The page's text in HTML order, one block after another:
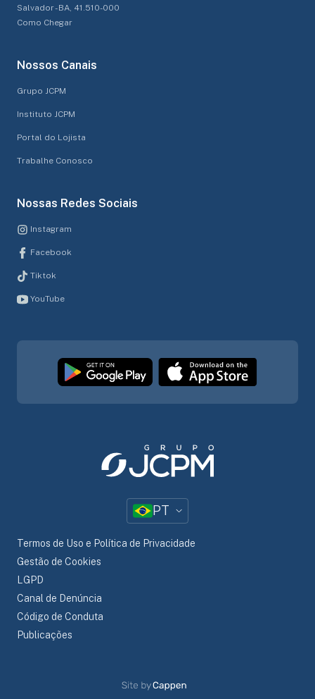
Salvador - BA, 41.510-000
Como Chegar
Nossos Canais
Grupo JCPM
Instituto JCPM
Portal do Lojista
Trabalhe Conosco
Nossas Redes Sociais
Instagram
Facebook
Tiktok
YouTube
PT
Termos de Uso e Política de Privacidade
Gestão de Cookies
LGPD
Canal de Denúncia
Código de Conduta
Publicações